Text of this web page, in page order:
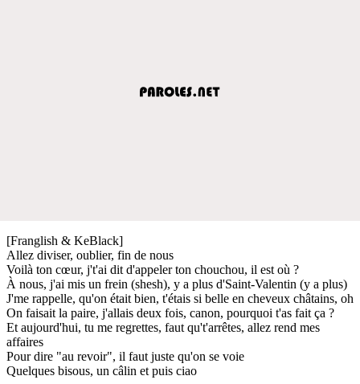
[Franglish & KeBlack]
Allez diviser, oublier, fin de nous
Voilà ton cœur, j't'ai dit d'appeler ton chouchou, il est où ?
À nous, j'ai mis un frein (shesh), y a plus d'Saint-Valentin (y a plus)
J'me rappelle, qu'on était bien, t'étais si belle en cheveux châtains, oh
On faisait la paire, j'allais deux fois, canon, pourquoi t'as fait ça ?
Et aujourd'hui, tu me regrettes, faut qu't'arrêtes, allez rend mes
affaires
Pour dire "au revoir", il faut juste qu'on se voie
Quelques bisous, un câlin et puis ciao